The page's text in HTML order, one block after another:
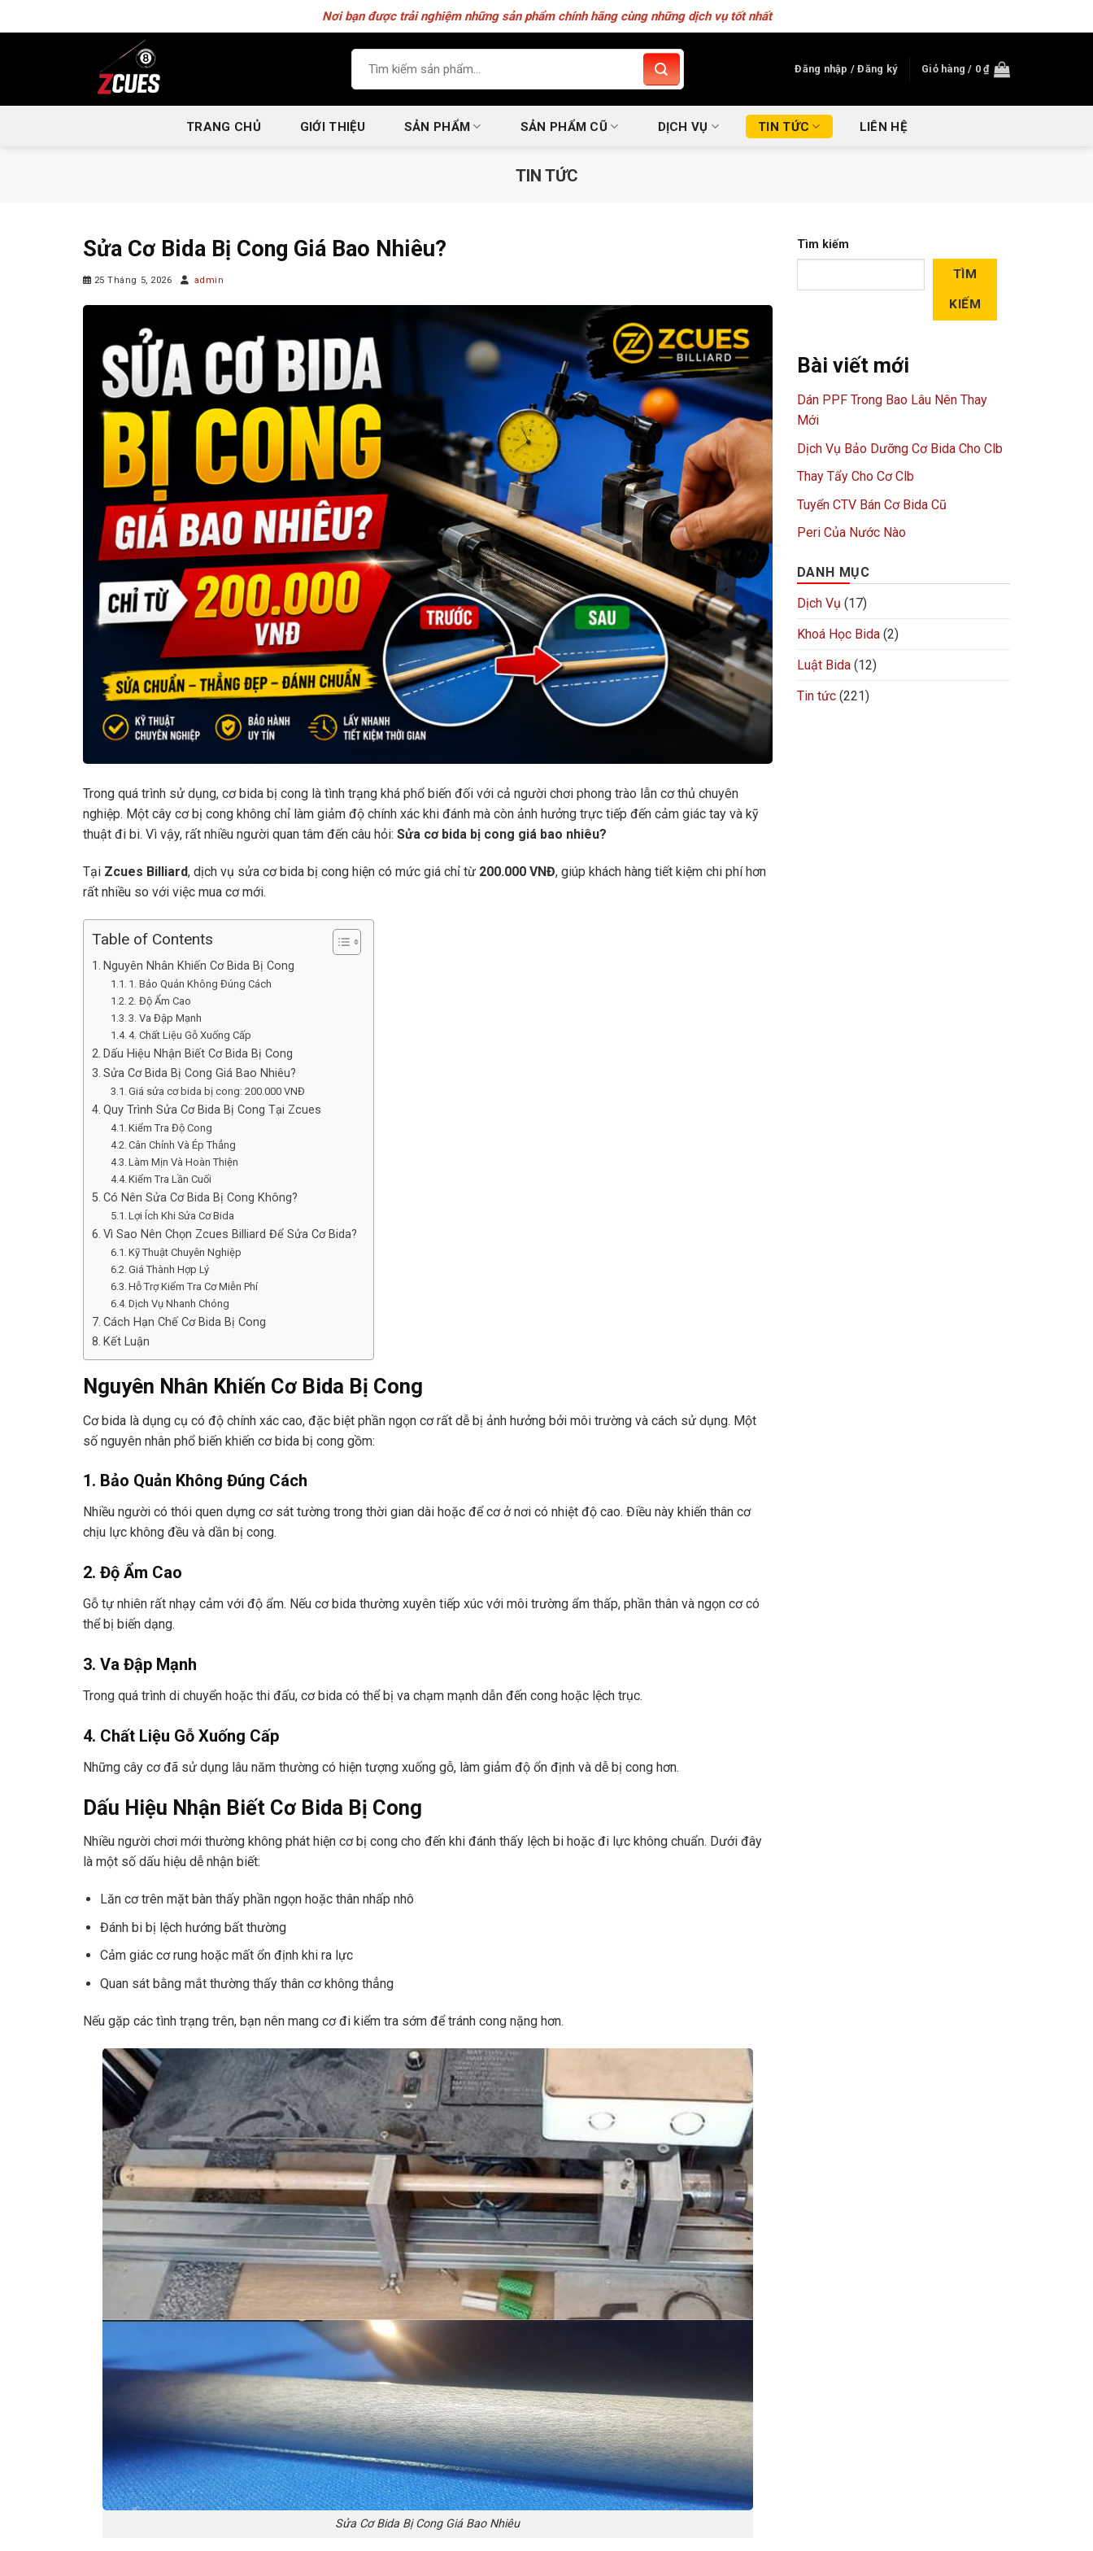
to
Nơi bạn được trải nghiệm những sản phẩm chính hãng cùng những dịch vụ tốt nhất
Tìm
kiếm:
Đăng nhập / Đăng ký Giỏ hàng / 0₫
TRANG CHỦ GIỚI THIỆU SẢN PHẨM SẢN PHẨM CŨ DỊCH VỤ TIN TỨC LIÊN HỆ
TIN TỨC
Sửa Cơ Bida Bị Cong Giá Bao Nhiêu?
25 Tháng 5, 2026 admin
Trong quá trình sử dụng, cơ bida bị cong là tình trạng khá phổ biến đối với cả người chơi phong trào lẫn cơ thủ chuyên
nghiệp. Một cây cơ bị cong không chỉ làm giảm độ chính xác khi đánh mà còn ảnh hưởng trực tiếp đến cảm giác tay và kỹ
thuật đi bi. Vì vậy, rất nhiều người quan tâm đến câu hỏi: Sửa cơ bida bị cong giá bao nhiêu?
Tại Zcues Billiard, dịch vụ sửa cơ bida bị cong hiện có mức giá chỉ từ 200.000 VNĐ, giúp khách hàng tiết kiệm chi phí hơn
rất nhiều so với việc mua cơ mới.
Table of Contents
Nguyên Nhân Khiến Cơ Bida Bị Cong
1. Bảo Quản Không Đúng Cách
2. Độ Ẩm Cao
3. Va Đập Mạnh
4. Chất Liệu Gỗ Xuống Cấp
Dấu Hiệu Nhận Biết Cơ Bida Bị Cong
Sửa Cơ Bida Bị Cong Giá Bao Nhiêu?
Giá sửa cơ bida bị cong: 200.000 VNĐ
Quy Trình Sửa Cơ Bida Bị Cong Tại Zcues
Kiểm Tra Độ Cong
Cân Chỉnh Và Ép Thẳng
Làm Mịn Và Hoàn Thiện
Kiểm Tra Lần Cuối
Có Nên Sửa Cơ Bida Bị Cong Không?
Lợi Ích Khi Sửa Cơ Bida
Vì Sao Nên Chọn Zcues Billiard Để Sửa Cơ Bida?
Kỹ Thuật Chuyên Nghiệp
Giá Thành Hợp Lý
Hỗ Trợ Kiểm Tra Cơ Miễn Phí
Dịch Vụ Nhanh Chóng
Cách Hạn Chế Cơ Bida Bị Cong
Kết Luận
Nguyên Nhân Khiến Cơ Bida Bị Cong
Cơ bida là dụng cụ có độ chính xác cao, đặc biệt phần ngọn cơ rất dễ bị ảnh hưởng bởi môi trường và cách sử dụng. Một
số nguyên nhân phổ biến khiến cơ bida bị cong gồm:
1. Bảo Quản Không Đúng Cách
Nhiều người có thói quen dựng cơ sát tường trong thời gian dài hoặc để cơ ở nơi có nhiệt độ cao. Điều này khiến thân cơ
chịu lực không đều và dần bị cong.
2. Độ Ẩm Cao
Gỗ tự nhiên rất nhạy cảm với độ ẩm. Nếu cơ bida thường xuyên tiếp xúc với môi trường ẩm thấp, phần thân và ngọn cơ có
thể bị biến dạng.
3. Va Đập Mạnh
Trong quá trình di chuyển hoặc thi đấu, cơ bida có thể bị va chạm mạnh dẫn đến cong hoặc lệch trục.
4. Chất Liệu Gỗ Xuống Cấp
Những cây cơ đã sử dụng lâu năm thường có hiện tượng xuống gỗ, làm giảm độ ổn định và dễ bị cong hơn.
Dấu Hiệu Nhận Biết Cơ Bida Bị Cong
Nhiều người chơi mới thường không phát hiện cơ bị cong cho đến khi đánh thấy lệch bi hoặc đi lực không chuẩn. Dưới đây
là một số dấu hiệu dễ nhận biết:
Lăn cơ trên mặt bàn thấy phần ngọn hoặc thân nhấp nhô
Đánh bi bị lệch hướng bất thường
Cảm giác cơ rung hoặc mất ổn định khi ra lực
Quan sát bằng mắt thường thấy thân cơ không thẳng
Nếu gặp các tình trạng trên, bạn nên mang cơ đi kiểm tra sớm để tránh cong nặng hơn.
Sửa Cơ Bida Bị Cong Giá Bao Nhiêu
Tìm kiếm
TÌM
KIẾM
Bài viết mới
Dán PPF Trong Bao Lâu Nên Thay
Mới
Dịch Vụ Bảo Dưỡng Cơ Bida Cho Clb
Thay Tẩy Cho Cơ Clb
Tuyển CTV Bán Cơ Bida Cũ
Peri Của Nước Nào
DANH MỤC
Dịch Vụ (17)
Khoá Học Bida(2)
Luật Bida(12)
Tin tức(221)